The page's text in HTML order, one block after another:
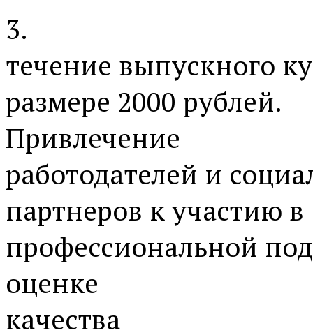
3.
течение выпускного
размере 2000 рублей.
Привлечение
работодателей и
партнеров к участию в
профессиональной
оценке
качества